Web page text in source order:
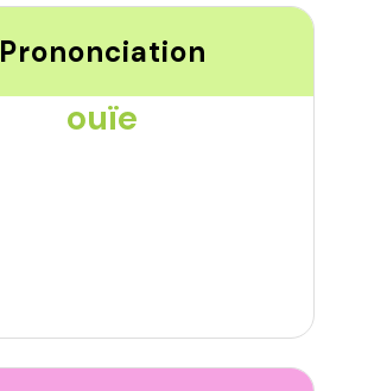
Prononciation
ouïe